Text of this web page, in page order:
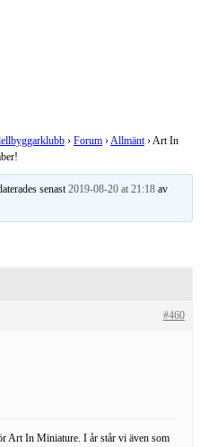
› Forum ›Allmänt ›Art In
senast2019-08-20 at 21:18 av
#460
Art In Miniature. I år står vi även som